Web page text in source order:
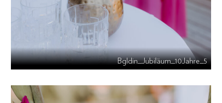
Bgldin_Jubiläum_10Jahre_5